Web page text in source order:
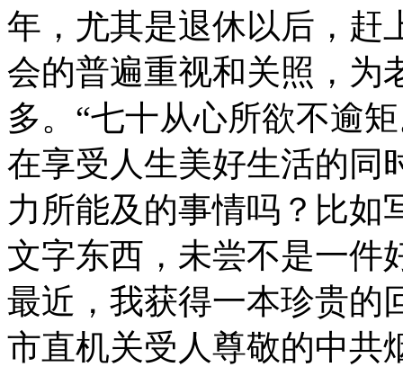
年，尤其是退休以后，赶
会的普遍重视和关照，为
多。“七十从心所欲不逾
在享受人生美好生活的同
力所能及的事情吗？比如
文字东西，未尝不是一件
最近，我获得一本珍贵的
市直机关受人尊敬的中共